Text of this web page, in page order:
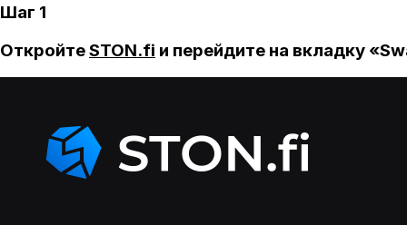
Шаг 1
ОткройтеSTON.fi и перейдите на вкладку